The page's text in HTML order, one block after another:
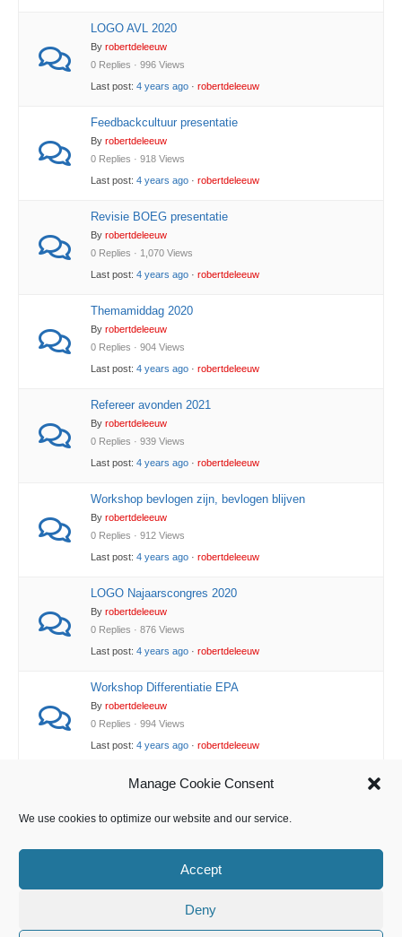
Manage Cookie Consent
We use cookies to optimize our website and our service.
Accept
Deny
LOGO AVL 2020
By robertdeleeuw
0 Replies · 996 Views
Last post: 4 years ago · robertdeleeuw
Feedbackcultuur presentatie
By robertdeleeuw
0 Replies · 918 Views
Last post: 4 years ago · robertdeleeuw
Revisie BOEG presentatie
By robertdeleeuw
0 Replies · 1,070 Views
Last post: 4 years ago · robertdeleeuw
Themamiddag 2020
By robertdeleeuw
0 Replies · 904 Views
Last post: 4 years ago · robertdeleeuw
Refereer avonden 2021
By robertdeleeuw
0 Replies · 939 Views
Last post: 4 years ago · robertdeleeuw
Workshop bevlogen zijn, bevlogen blijven
By robertdeleeuw
0 Replies · 912 Views
Last post: 4 years ago · robertdeleeuw
LOGO Najaarscongres 2020
By robertdeleeuw
0 Replies · 876 Views
Last post: 4 years ago · robertdeleeuw
Workshop Differentiatie EPA
By robertdeleeuw
0 Replies · 994 Views
Last post: 4 years ago · robertdeleeuw
BOEG versus LOGO presentatie
0 Replies · 925 Views